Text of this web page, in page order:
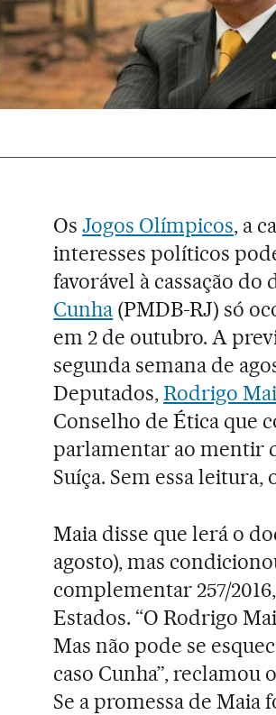
OsJogos Olímpicos, a
interesses políticos
favorável à cassação
Cunha (PMDB-RJ) só
em 2 de outubro. A
segunda semana de
Deputados,Rodrigo
Conselho de Ética que
parlamentar ao mentir
Suíça. Sem essa
Maia disse que lerá o
agosto), mas
complementar 257/
Estados. “O Rodrigo
Mas não pode se
caso Cunha”, reclamou
Se a promessa de Maia